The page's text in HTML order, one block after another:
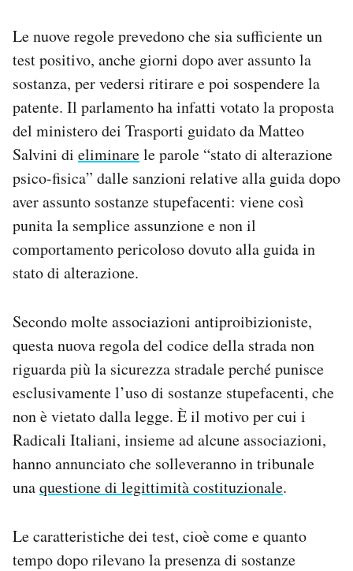
Le nuove regole prevedono che sia sufficiente un
test positivo, anche giorni dopo aver assunto la
sostanza, per vedersi ritirare e poi sospendere la
patente. Il parlamento ha infatti votato la proposta
del ministero dei Trasporti guidato da Matteo
Salvini di eliminarele parole “stato di alterazione
psico-fisica” dalle sanzioni relative alla guida dopo
aver assunto sostanze stupefacenti: viene così
punita la semplice assunzione e non il
comportamento pericoloso dovuto alla guida in
stato di alterazione.
Secondo molte associazioni antiproibizioniste,
questa nuova regola del codice della strada non
riguarda più la sicurezza stradale perché punisce
esclusivamente l’uso di sostanze stupefacenti, che
non è vietato dalla legge. È il motivo per cui i
Radicali Italiani, insieme ad alcune associazioni,
hanno annunciato che solleveranno in tribunale
unaquestione di legittimità costituzionale.
Le caratteristiche dei test, cioè come e quanto
tempo dopo rilevano la presenza di sostanze